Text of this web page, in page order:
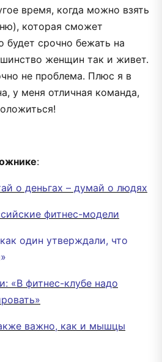
время, когда можно взять
которая сможет
будет срочно бежать на
женщин так и живет.
не проблема. Плюс я в
у меня отличная команда,
:
о деньгах – думай о людях
фитнес-модели
один утверждали, что
«В фитнес-клубе надо
важно, как и мышцы